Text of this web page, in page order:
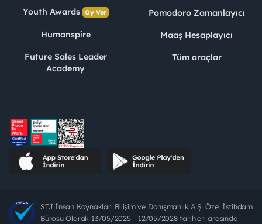
Youth Awards Oy Ver
Humanspire
Future Sales Leader
Academy
Pomodoro Zamanlayıcı
Maaş Hesaplayıcı
Tüm araçlar
STJ İnsan Kaynakları Bilişim ve Danışmanlık A.Ş. Özel İstihdam
Bürosu Olarak 13/05/2025 - 12/05/2028 tarihleri arasında